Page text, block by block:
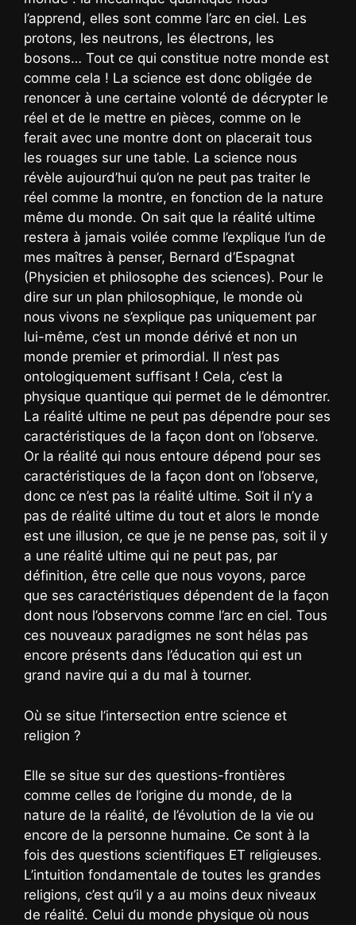
l’apprend, elles sont comme l’arc en ciel. Les
protons, les neutrons, les électrons, les
bosons… Tout ce qui constitue notre monde est
comme cela ! La science est donc obligée de
renoncer à une certaine volonté de décrypter le
réel et de le mettre en pièces, comme on le
ferait avec une montre dont on placerait tous
les rouages sur une table. La science nous
révèle aujourd’hui qu’on ne peut pas traiter le
réel comme la montre, en fonction de la nature
même du monde. On sait que la réalité ultime
restera à jamais voilée comme l’explique l’un de
mes maîtres à penser, Bernard d’Espagnat
(Physicien et philosophe des sciences). Pour le
dire sur un plan philosophique, le monde où
nous vivons ne s’explique pas uniquement par
lui-même, c’est un monde dérivé et non un
monde premier et primordial. Il n’est pas
ontologiquement suffisant ! Cela, c’est la
physique quantique qui permet de le démontrer.
La réalité ultime ne peut pas dépendre pour ses
caractéristiques de la façon dont on l’observe.
Or la réalité qui nous entoure dépend pour ses
caractéristiques de la façon dont on l’observe,
donc ce n’est pas la réalité ultime. Soit il n’y a
pas de réalité ultime du tout et alors le monde
est une illusion, ce que je ne pense pas, soit il y
a une réalité ultime qui ne peut pas, par
définition, être celle que nous voyons, parce
que ses caractéristiques dépendent de la façon
dont nous l’observons comme l’arc en ciel. Tous
ces nouveaux paradigmes ne sont hélas pas
encore présents dans l’éducation qui est un
grand navire qui a du mal à tourner.
Où se situe l’intersection entre science et
religion ?
Elle se situe sur des questions-frontières
comme celles de l’origine du monde, de la
nature de la réalité, de l’évolution de la vie ou
encore de la personne humaine. Ce sont à la
fois des questions scientifiques ET religieuses.
L’intuition fondamentale de toutes les grandes
religions, c’est qu’il y a au moins deux niveaux
de réalité. Celui du monde physique où nous